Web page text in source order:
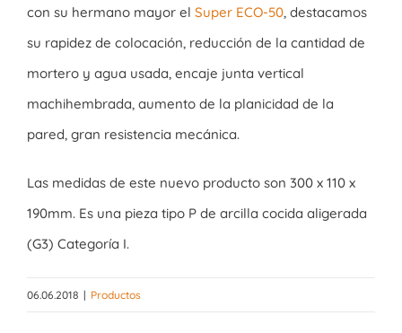
con su hermano mayor el Super ECO-50, destacamos
su rapidez de colocación, reducción de la cantidad de
mortero y agua usada, encaje junta vertical
machihembrada, aumento de la planicidad de la
pared, gran resistencia mecánica.
Las medidas de este nuevo producto son 300 x 110 x
190mm. Es una pieza tipo P de arcilla cocida aligerada
(G3) Categoría I.
06.06.2018 | Productos